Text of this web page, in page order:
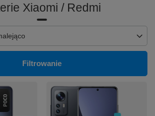
Xiaomi / Redmi
Filtrowanie